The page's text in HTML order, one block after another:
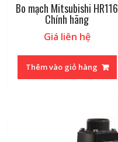
Bo mạch Mitsubishi HR116
Chính hãng
Giá liên hệ
Thêm vào giỏ hàng